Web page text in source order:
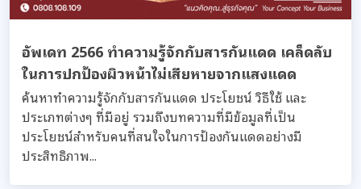
อัพเดท 2566 ทำความรู้จักกับสารกันแดด เคล็ดลับ
ในการปกป้องผิวหน้าไม่เสียหายจากแสงแดด
ค้นหาทำความรู้จักกับสารกันแดด ประโยชน์ วิธีใช้ และ
ประเภทต่างๆ ที่มีอยู่ รวมถึงบทความที่มีข้อมูลที่เป็น
ประโยชน์สำหรับคนที่สนใจในการป้องกันแดดอย่างมี
ประสิทธิภาพ...